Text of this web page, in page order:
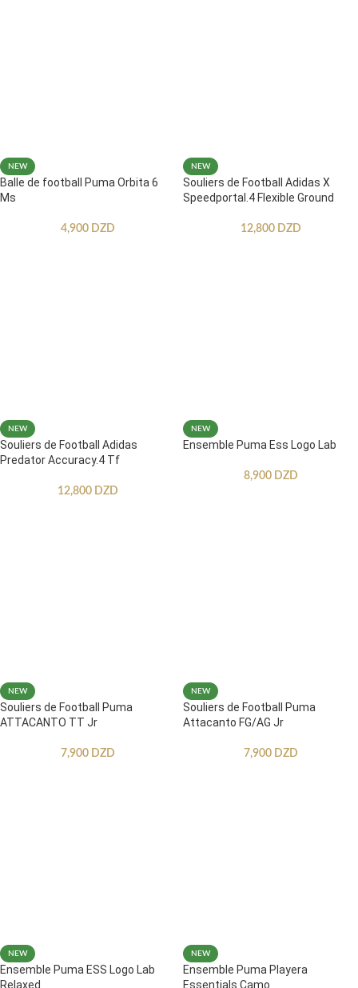
NEW
Balle de football Puma Orbita 6
Ms
4,900 DZD
NEW
Souliers de Football Adidas X
Speedportal.4 Flexible Ground
12,800 DZD
NEW
Souliers de Football Adidas
Predator Accuracy.4 Tf
12,800 DZD
NEW
Ensemble Puma Ess Logo Lab
8,900 DZD
NEW
Souliers de Football Puma
ATTACANTO TT Jr
7,900 DZD
NEW
Souliers de Football Puma
Attacanto FG/AG Jr
7,900 DZD
NEW
Ensemble Puma ESS Logo Lab
Relaxed
NEW
Ensemble Puma Playera
Essentials Camo